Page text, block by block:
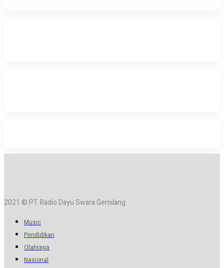
2021 © PT. Radio Dayu Swara Gemilang
Music
Pendidikan
Olahraga
Nasional